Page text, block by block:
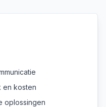
en kosten
oplossingen